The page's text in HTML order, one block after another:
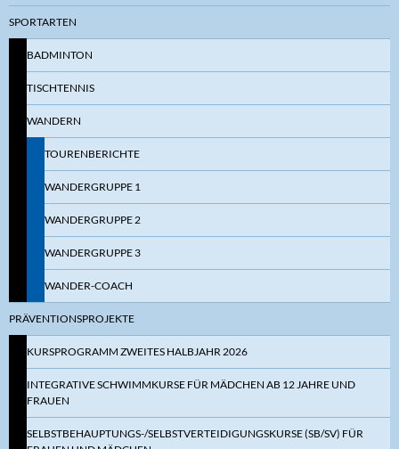
SPORTARTEN
BADMINTON
TISCHTENNIS
WANDERN
TOURENBERICHTE
WANDERGRUPPE 1
WANDERGRUPPE 2
WANDERGRUPPE 3
WANDER-COACH
PRÄVENTIONSPROJEKTE
KURSPROGRAMM ZWEITES HALBJAHR 2026
INTEGRATIVE SCHWIMMKURSE FÜR MÄDCHEN AB 12 JAHRE UND
FRAUEN
SELBSTBEHAUPTUNGS-/SELBSTVERTEIDIGUNGSKURSE (SB/SV) FÜR